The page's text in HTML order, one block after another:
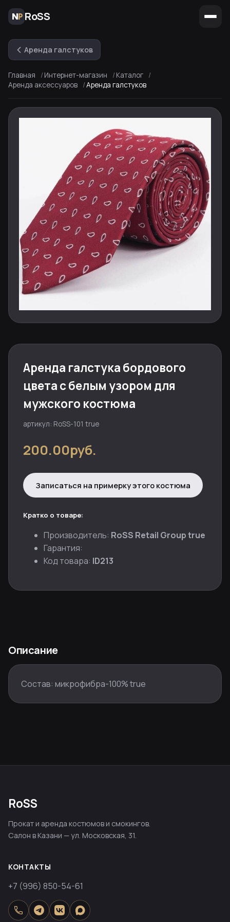
RoSS
Аренда галстуков
Главная Интернет-магазин
Каталог
Аренда аксессуаров
Аренда галстуков
Аренда галстука бордового
цвета с белым узором для
мужского костюма
артикул: RoSS-101 true
200.00руб.
Записаться на примерку этого костюма
Кратко о товаре:
Производитель: RoSS Retail Group true
Гарантия:
Код товара: ID213
Описание
Состав: микрофибра-100% true
RoSS
Прокат и аренда костюмов и смокингов.
Салон в Казани — ул. Московская, 31.
КОНТАКТЫ
+7 (996) 850-54-61